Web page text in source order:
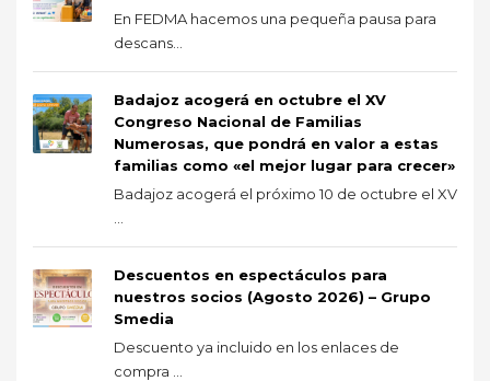
En FEDMA hacemos una pequeña pausa para
descans...
Badajoz acogerá en octubre el XV
Congreso Nacional de Familias
Numerosas, que pondrá en valor a estas
familias como «el mejor lugar para crecer»
Badajoz acogerá el próximo 10 de octubre el XV
Descuentos en espectáculos para
nuestros socios (Agosto 2026) – Grupo
Smedia
Descuento ya incluido en los enlaces de
compra ...